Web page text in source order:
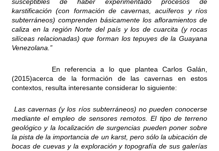
susceptibles de haber experimentado procesos de
karstificación (con formación de cavernas, acuíferos y ríos
subterráneos) comprenden básicamente los afloramientos de
caliza en la región Norte del país y los de cuarcita (y rocas
silíceas relacionadas) que forman los tepuyes de la Guayana
Venezolana.”
En referencia a lo que plantea Carlos Galán,
(2015)acerca de la formación de las cavernas en estos
contextos, resulta interesante considerar lo siguiente:
Las cavernas (y los ríos subterráneos) no pueden conocerse
mediante el empleo de sensores remotos. El tipo de terreno
geológico y la localización de surgencias pueden poner sobre
la pista de la importancia de un karst, pero sólo la ubicación de
bocas de cuevas y la exploración y topografía de sus galerías